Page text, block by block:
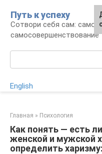
контенту
Путь к успеху
Сотвори себя сам:
самосовершенствование
English
Главная » Психология
Как понять — есть
женской и мужской
определить